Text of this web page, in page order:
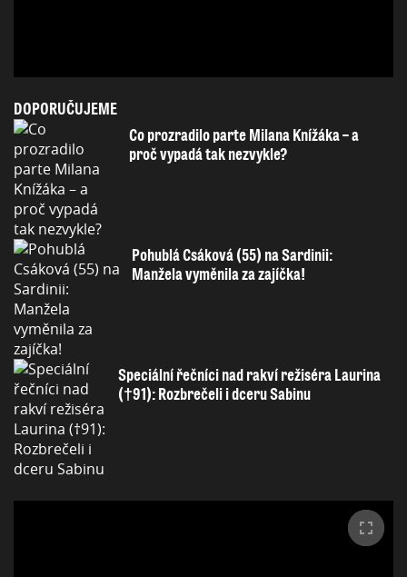
DOPORUČUJEME
Co prozradilo parte Milana Knížáka – a
proč vypadá tak nezvykle?
Pohublá Csáková (55) na Sardinii:
Manžela vyměnila za zajíčka!
Speciální řečníci nad rakví režiséra Laurina
(†91): Rozbrečeli i dceru Sabinu